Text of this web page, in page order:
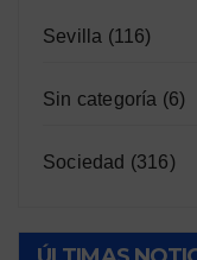
Sevilla (116)
Sin categoría (6)
Sociedad (316)